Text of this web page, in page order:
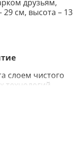
друзьям,
см, высота – 13
слоем чистого
технологий
и
- из